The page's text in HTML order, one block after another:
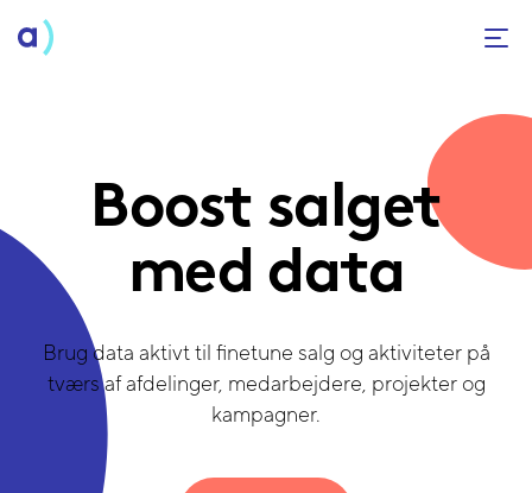
Boost salget
med data
Brug data aktivt til finetune salg og aktiviteter på
tværs af afdelinger, medarbejdere, projekter og
kampagner.